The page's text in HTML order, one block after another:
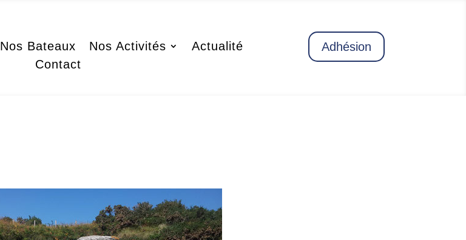
Nos Bateaux Nos Activités
Actualité
Contact
Adhésion